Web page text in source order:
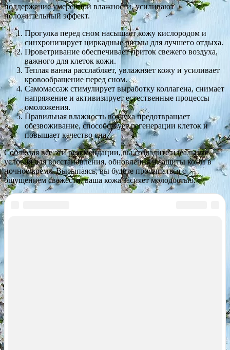
поддержание умеренной влажности, усиливают
положительный эффект.
Прогулка перед сном насыщает кожу кислородом и
синхронизирует циркадные ритмы для лучшего отдыха.
Проветривание обеспечивает приток свежего воздуха,
важного для клеток кожи.
Теплая ванна расслабляет, увлажняет кожу и усиливает
кровообращение перед сном.
Самомассаж стимулирует выработку коллагена, снимает
напряжение и активизирует естественные процессы
омоложения.
Правильная влажность воздуха предотвращает
обезвоживание, способствует регенерации клеток и
повышает качество сна.
Соблюдая все эти рекомендации, вы создадите идеальные
условия для восстановления, обновления и защиты кожи в
ночное время. Высыпаясь, вы будете просыпаться с
ощущением свежести, ваша кожа засияет молодостью.